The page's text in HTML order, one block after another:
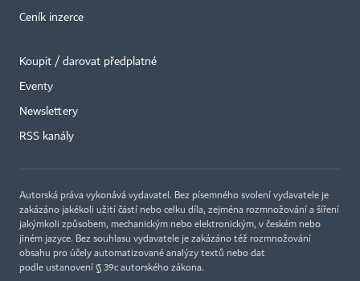
Ceník inzerce
Koupit / darovat předplatné
Eventy
Newslettery
RSS kanály
Autorská práva vykonává vydavatel. Bez písemného svolení vydavatele je
zakázáno jakékoli užití částí nebo celku díla, zejména rozmnožování a šíření
jakýmkoli způsobem, mechanickým nebo elektronickým, v českém nebo
jiném jazyce. Bez souhlasu vydavatele je zakázáno též rozmnožování
obsahu pro účely automatizované analýzy textů nebo dat
podle ustanovení § 39c autorského zákona.